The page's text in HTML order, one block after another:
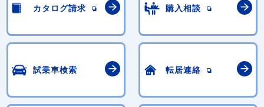
カタログ請求 購入相談
試乗車検索 転居連絡